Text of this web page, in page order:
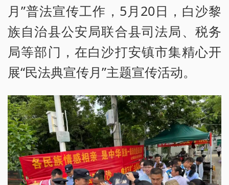
月”普法宣传工作，5月20日，白沙黎
族自治县公安局联合县司法局、税务
局等部门，在白沙打安镇市集精心开
展“民法典宣传月”主题宣传活动。